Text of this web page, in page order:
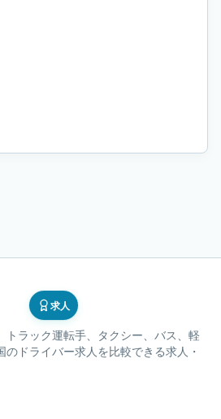
求人
トラック運転手、タクシー、バス、軽
ドライバー求人を比較できる求人・